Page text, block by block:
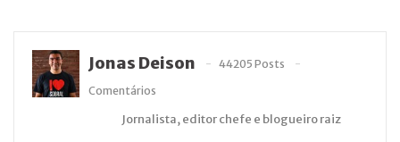
Jonas Deison
44205 Posts
Comentários
Jornalista, editor chefe e blogueiro raiz